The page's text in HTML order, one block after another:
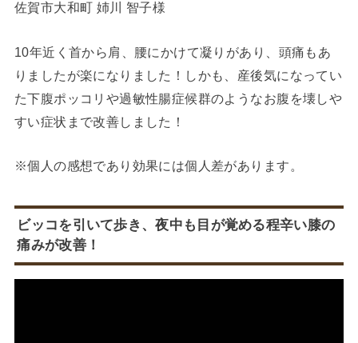
佐賀市大和町 姉川 智子様
10年近く首から肩、腰にかけて凝りがあり、頭痛もあ
りましたが楽になりました！しかも、産後気になってい
た下腹ポッコリや過敏性腸症候群のようなお腹を壊しや
すい症状まで改善しました！
※個人の感想であり効果には個人差があります。
ビッコを引いて歩き、夜中も目が覚める程辛い膝の
痛みが改善！